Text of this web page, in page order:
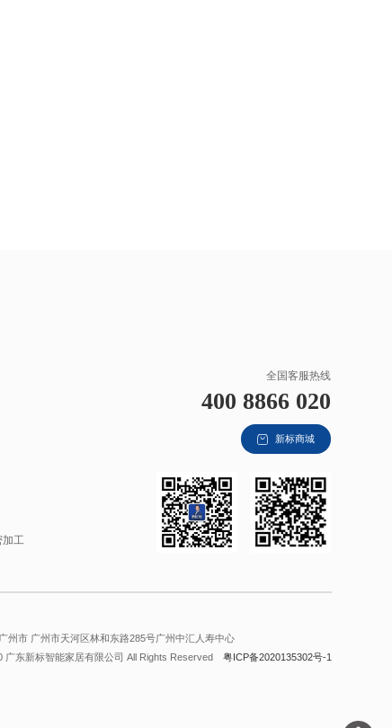
加工
全国客服热线
400 8866 020
新标商城
州市 广州市天河区林和东路285号广州中汇人寿中心
广东新标智能家居有限公司 All Rights Reserved 粤ICP备2020135302号-1